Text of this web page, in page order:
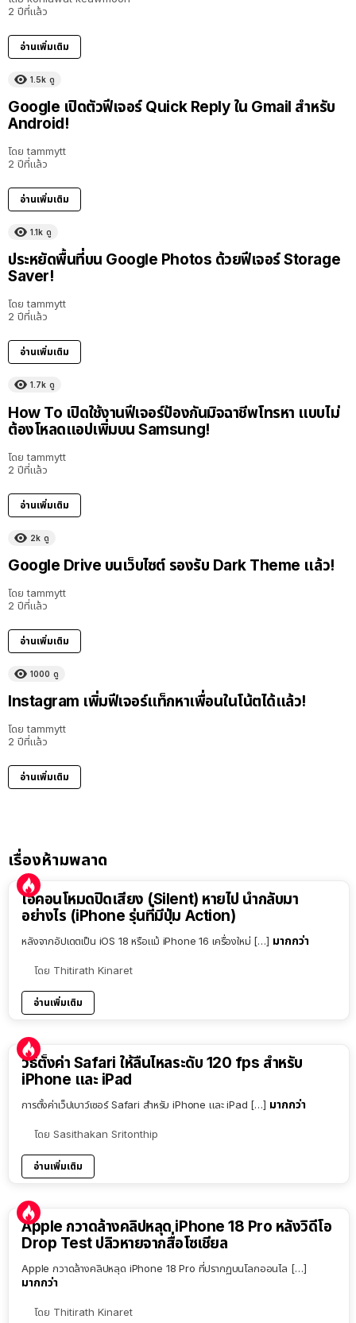
2 ปีที่แล้ว
อ่านเพิ่มเติม
1.5k ดู
Google เปิดตัวฟีเจอร์ Quick Reply ใน Gmail สำหรับ
Android!
โดย tammytt
2 ปีที่แล้ว
อ่านเพิ่มเติม
1.1k ดู
ประหยัดพื้นที่บน Google Photos ด้วยฟีเจอร์ Storage
Saver!
โดย tammytt
2 ปีที่แล้ว
อ่านเพิ่มเติม
1.7k ดู
How To เปิดใช้งานฟีเจอร์ป้องกันมิจฉาชีพโทรหา แบบไม่
ต้องโหลดแอปเพิ่มบน Samsung!
โดย tammytt
2 ปีที่แล้ว
อ่านเพิ่มเติม
2k ดู
Google Drive บนเว็บไซต์ รองรับ Dark Theme แล้ว!
โดย tammytt
2 ปีที่แล้ว
อ่านเพิ่มเติม
1000 ดู
Instagram เพิ่มฟีเจอร์แท็กหาเพื่อนในโน้ตได้แล้ว!
โดย tammytt
2 ปีที่แล้ว
อ่านเพิ่มเติม
เรื่องห้ามพลาด
ไอคอนโหมดปิดเสียง (Silent) หายไป นำกลับมา
อย่างไร (iPhone รุ่นที่มีปุ่ม Action)
หลังจากอัปเดตเป็น iOS 18 หรือแม้ iPhone 16 เครื่องใหม่ […] มากกว่า
โดย Thitirath Kinaret
อ่านเพิ่มเติม
วิธีตั้งค่า Safari ให้ลื่นไหลระดับ 120 fps สำหรับ
iPhone และ iPad
การตั้งค่าเว็ปเบาว์เซอร์ Safari สำหรับ iPhone และ iPad […] มากกว่า
โดย Sasithakan Sritonthip
อ่านเพิ่มเติม
Apple กวาดล้างคลิปหลุด iPhone 18 Pro หลังวิดีโอ
Drop Test ปลิวหายจากสื่อโซเชียล
Apple กวาดล้างคลิปหลุด iPhone 18 Pro ที่ปรากฏบนโลกออนไล […]
มากกว่า
โดย Thitirath Kinaret